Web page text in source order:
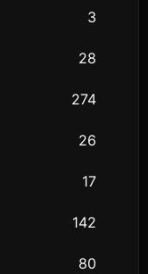
3
28
274
26
17
142
80